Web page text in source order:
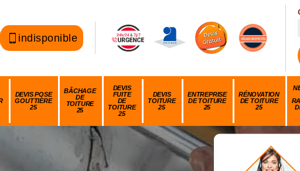
indisponible
DEVIS POSE
GOUTTIÈRE
25
BÂCHAGE
DE
TOITURE
25
DEVIS
FUITE
DE
TOITURE
25
DEVIS
TOITURE
25
ENTREPRISE
DE TOITURE
25
RÉNOVATION
DE TOITURE
25